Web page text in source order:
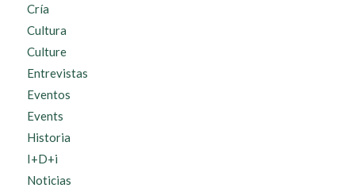
Cría
Cultura
Culture
Entrevistas
Eventos
Events
Historia
I+D+i
Noticias